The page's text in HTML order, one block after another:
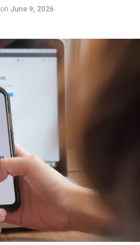
on June 9, 2026